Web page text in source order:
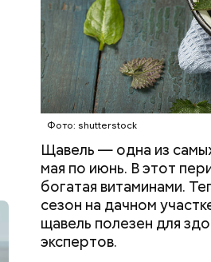
Фото: shutterstock
Щавель — одна из
мая по июнь. В этот
богатая витаминами.
сезон на дачном
щавель полезен для
экспертов.